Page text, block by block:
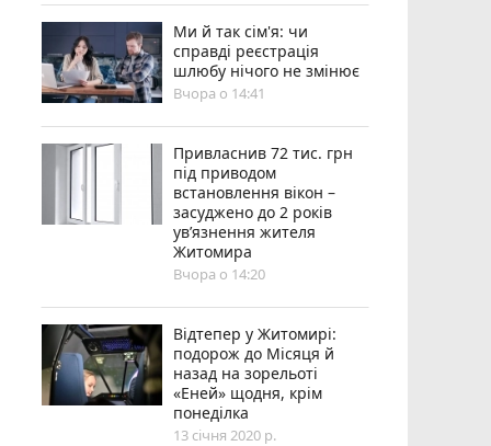
Ми й так сім'я: чи
справді реєстрація
шлюбу нічого не змінює
Вчора о 14:41
Привласнив 72 тис. грн
під приводом
встановлення вікон –
засуджено до 2 років
ув’язнення жителя
Житомира
Вчора о 14:20
Відтепер у Житомирі:
подорож до Місяця й
назад на зорельоті
«Еней» щодня, крім
понеділка
13 січня 2020 р.